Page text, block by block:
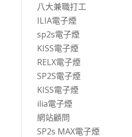
八大兼職打工
ILIA電子煙
sp2s電子煙
KISS電子煙
RELX電子煙
SP2S電子煙
KISS電子煙
ilia電子煙
網站顧問
SP2s MAX電子煙